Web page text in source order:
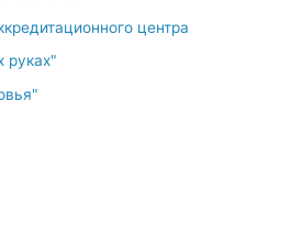
центра
руках"